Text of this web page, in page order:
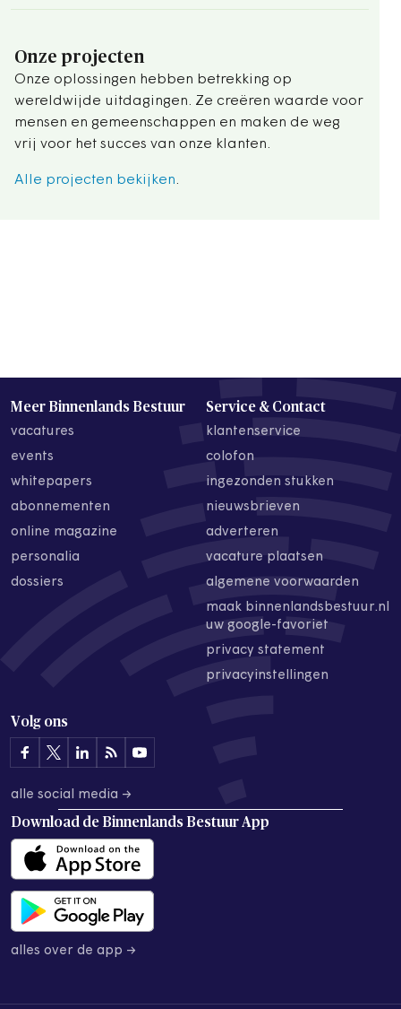
Onze projecten
Onze oplossingen hebben betrekking op
wereldwijde uitdagingen. Ze creëren waarde voor
mensen en gemeenschappen en maken de weg
vrij voor het succes van onze klanten.
Alle projecten bekijken.
Meer Binnenlands Bestuur
vacatures
events
whitepapers
abonnementen
online magazine
personalia
dossiers
Service & Contact
klantenservice
colofon
ingezonden stukken
nieuwsbrieven
adverteren
vacature plaatsen
algemene voorwaarden
maak binnenlandsbestuur.nl
uw google-favoriet
privacy statement
privacyinstellingen
Volg ons
alle social media →
Download de Binnenlands Bestuur App
alles over de app →